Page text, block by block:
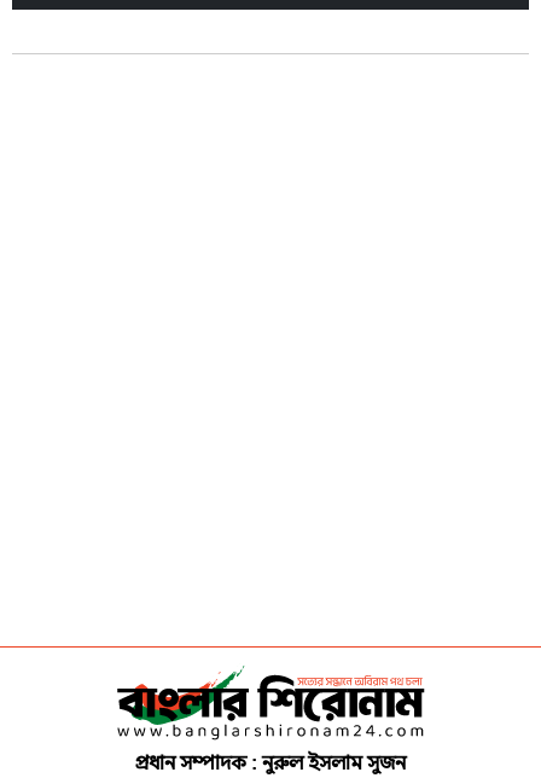
প্রধান সম্পাদক : নুরুল ইসলাম সুজন